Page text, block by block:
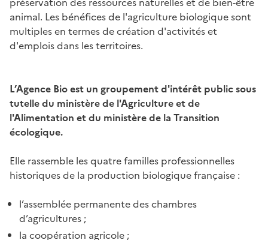
animal. Les bénéfices de l'agriculture biologique sont
multiples en termes de création d'activités et
d'emplois dans les territoires.
L’Agence Bio est un groupement d'intérêt public sous
tutelle du ministère de l'Agriculture et de
l'Alimentation et du ministère de la Transition
écologique.
Elle rassemble les quatre familles professionnelles
historiques de la production biologique française :
l’assemblée permanente des chambres
d’agricultures ;
la coopération agricole ;